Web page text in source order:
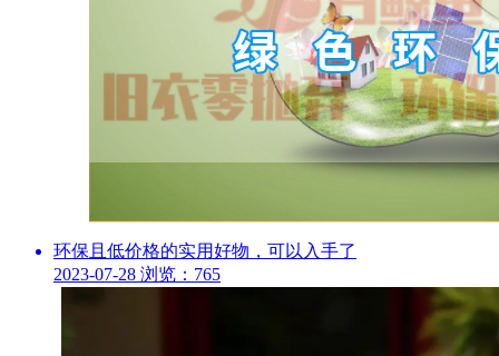
环保且低价格的实用好物，可以入手了
2023-07-28 浏览：765